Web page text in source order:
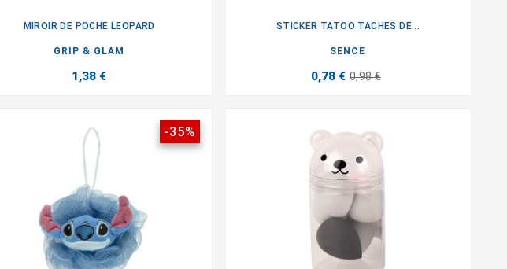
MIROIR DE POCHE LEOPARD
GRIP & GLAM
1,38 €
STICKER TATOO TACHES DE...
SENCE
0,78 € 0,98 €
-35%